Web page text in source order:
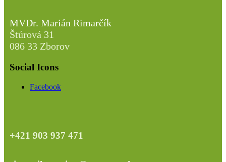
MVDr. Marián Rimarčík
Štúrová 31
086 33 Zborov
Social Icons
Facebook
+421 903 937 471